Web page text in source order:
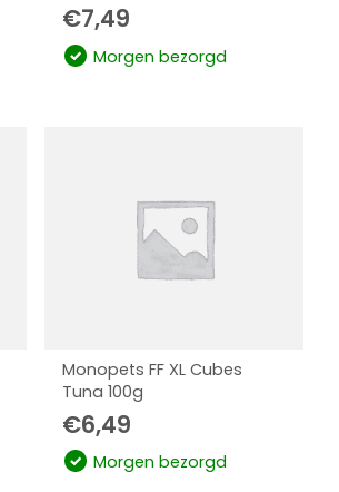
€7,49
Morgen bezorgd
Monopets FF XL Cubes
Tuna 100g
€6,49
Morgen bezorgd